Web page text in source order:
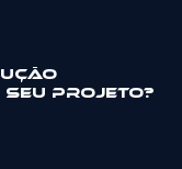
projeto?